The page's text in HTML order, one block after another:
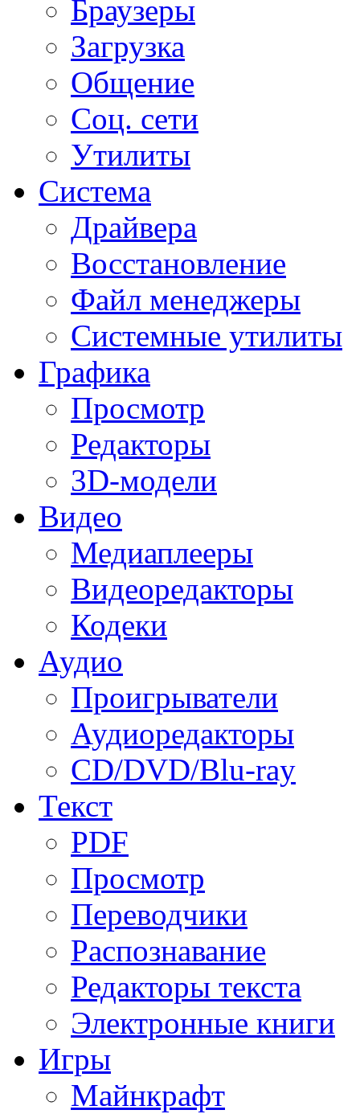
Браузеры
Загрузка
Общение
Соц. сети
Утилиты
Система
Драйвера
Восстановление
Файл менеджеры
Системные утилиты
Графика
Просмотр
Редакторы
3D-модели
Видео
Медиаплееры
Видеоредакторы
Кодеки
Аудио
Проигрыватели
Аудиоредакторы
CD/DVD/Blu-ray
Текст
PDF
Просмотр
Переводчики
Распознавание
Редакторы текста
Электронные книги
Игры
Майнкрафт